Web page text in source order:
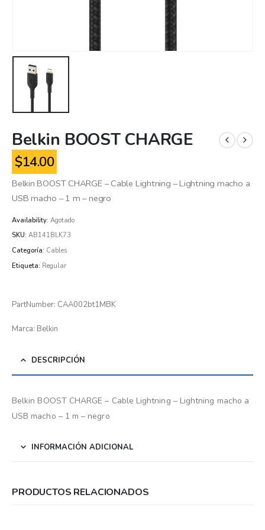
Belkin BOOST CHARGE
$14.00
Belkin BOOST CHARGE – Cable Lightning – Lightning macho a
USB macho – 1 m – negro
Availability: Agotado
SKU: AB141BLK73
Categoría: Cables
Etiqueta: Regular
PartNumber: CAA002bt1MBK
Marca: Belkin
DESCRIPCIÓN
Belkin BOOST CHARGE – Cable Lightning – Lightning macho a
USB macho – 1 m – negro
INFORMACIÓN ADICIONAL
PRODUCTOS RELACIONADOS